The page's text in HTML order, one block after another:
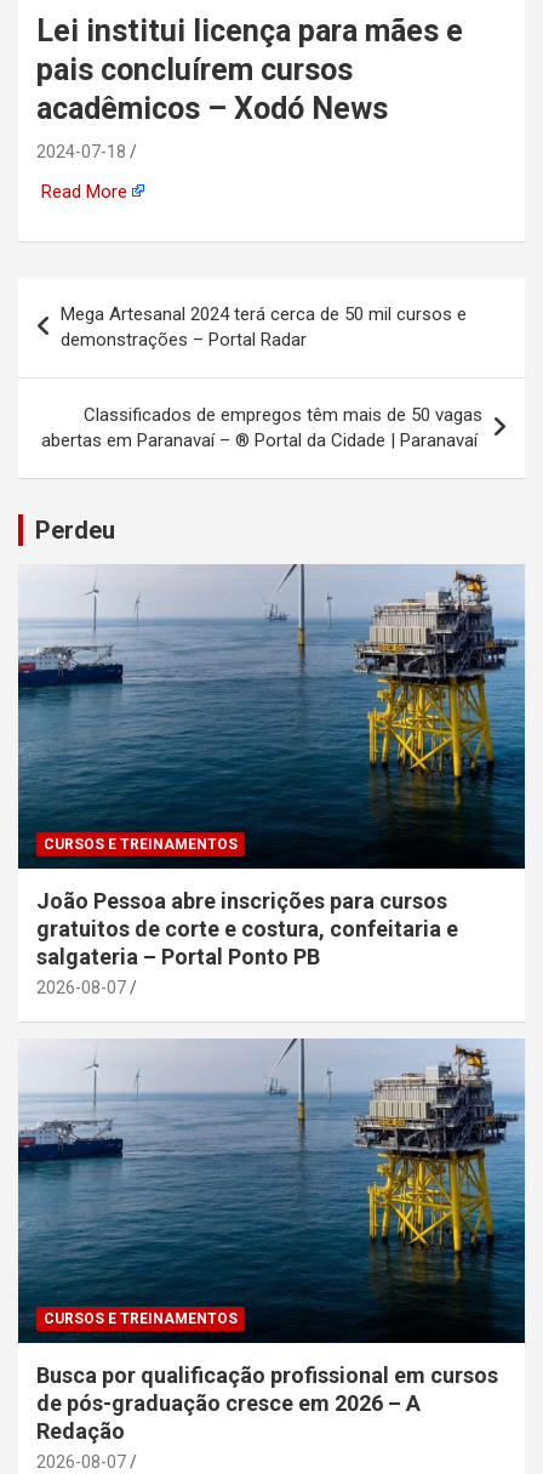
automotiva, mineração,
indústria naval, etc
Lei institui licença para mães e
pais concluírem cursos
acadêmicos – Xodó News
2024-07-18
Read More
de
Post
Mega Artesanal 2024 terá cerca de 50 mil cursos e
demonstrações – Portal Radar
Classificados de empregos têm mais de 50 vagas
abertas em Paranavaí – ® Portal da Cidade | Paranavaí
Perdeu
CURSOS E TREINAMENTOS
João Pessoa abre inscrições para cursos
gratuitos de corte e costura, confeitaria e
salgateria – Portal Ponto PB
2026-08-07
CURSOS E TREINAMENTOS
Busca por qualificação profissional em cursos
de pós-graduação cresce em 2026 – A
Redação
2026-08-07